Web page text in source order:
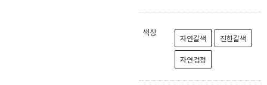
색상
자연갈색 진한갈색
자연검정